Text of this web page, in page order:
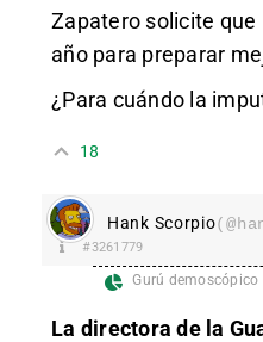
Zapatero solicite que
año para preparar
¿Para cuándo la
18
Hank Scorpio
#3261779
Gurú demoscópico
La directora de la